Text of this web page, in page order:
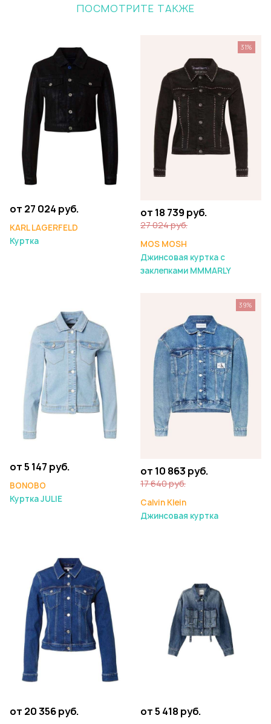
ПОСМОТРИТЕ ТАКЖЕ
от 27 024 руб.
KARL LAGERFELD
Куртка
от 18 739 руб.
27 024 руб.
MOS MOSH
Джинсовая куртка с
заклепками MMMARLY
31%
от 5 147 руб.
BONOBO
Куртка JULIE
от 10 863 руб.
17 640 руб.
Calvin Klein
Джинсовая куртка
39%
от 20 356 руб. от 5 418 руб.